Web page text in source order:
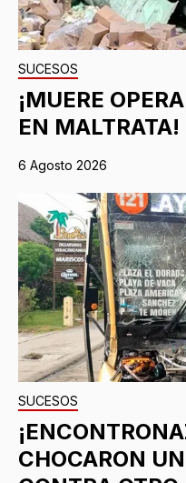
SUCESOS
¡MUERE
EN MALTRATA!
6 Agosto 2026
SUCESOS
CHOCARON